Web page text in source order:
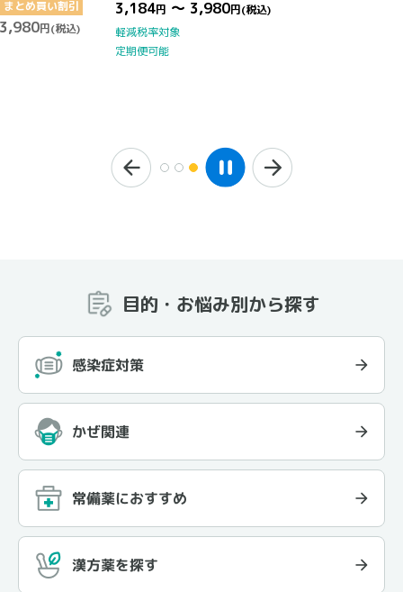
まとめ買い割引
円(税込)
3,184円 ～ 3,980円(税込)
軽減税率対象
定期便可能
目的・お悩み別から探す
感染症対策
かぜ関連
常備薬におすすめ
漢方薬を探す